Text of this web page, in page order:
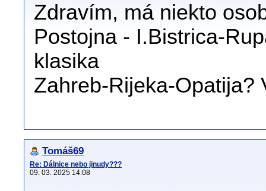
Zdravím, má niekto
Postojna - I.Bistrica-
klasika
Zahreb-Rijeka-Opatija?
Tomáš69
Re: Dálnice nebo jinudy???
09. 03. 2025 14:08